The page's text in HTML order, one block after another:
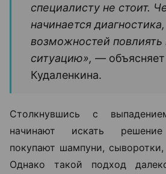
специалисту не стоит.
начинается
возможностей повлиять
ситуацию», —
Кудаленкина.
Столкнувшись с
начинают искать решение
покупают шампуни,
Однако такой подход